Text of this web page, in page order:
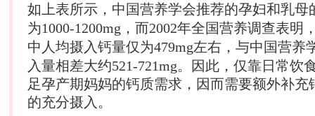
如上表所示，中国营养学会推荐的孕妇和乳母
为1000-1200mg，而2002年全国营养调查表明
中人均摄入钙量仅为479mg左右，与中国营养
入量相差大约521-721mg。因此，仅靠日常饮
足孕产期妈妈的钙质需求，因而需要额外补充
的充分摄入。